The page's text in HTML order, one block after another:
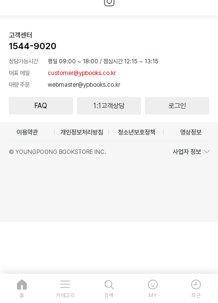
고객센터
1544-9020
상담가능시간 평일 09:00 ~ 18:00 / 점심시간 12:15 ~ 13:15
대표 메일
customer@ypbooks.co.kr
대량 주문
webmaster@ypbooks.co.kr
FAQ 1:1고객상담 로그인
이용약관 개인정보처리방침 청소년보호정책 영상정보
© YOUNGPOONG BOOKSTORE INC. 사업자 정보
홈 카테고리 검색 MY 최근